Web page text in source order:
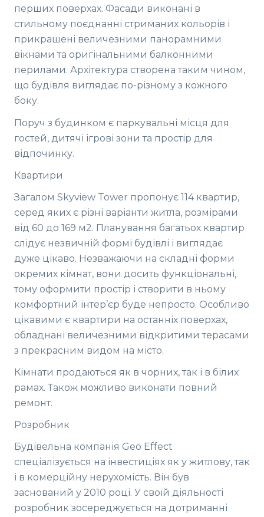
перших поверхах. Фасади виконані в
стильному поєднанні стриманих кольорів і
прикрашені величезними панорамними
вікнами та оригінальними балконними
перилами. Архітектура створена таким чином,
що будівля виглядає по-різному з кожного
боку.
Поруч з будинком є ​​паркувальні місця для
гостей, дитячі ігрові зони та простір для
відпочинку.
Квартири
Загалом Skyview Tower пропонує 114 квартир,
серед яких є різні варіанти житла, розмірами
від 60 до 169 м2. Планування багатьох квартир
слідує незвичній формі будівлі і виглядає
дуже цікаво. Незважаючи на складні форми
окремих кімнат, вони досить функціональні,
тому оформити простір і створити в ньому
комфортний інтер’єр буде непросто. Особливо
цікавими є квартири на останніх поверхах,
обладнані величезними відкритими терасами
з прекрасним видом на місто.
Кімнати продаються як в чорних, так і в білих
рамах. Також можливо виконати повний
ремонт.
Розробник
Будівельна компанія Geo Effect
спеціалізується на інвестиціях як у житлову, так
і в комерційну нерухомість. Він був
заснований у 2010 році. У своїй діяльності
розробник зосереджується на дотриманні